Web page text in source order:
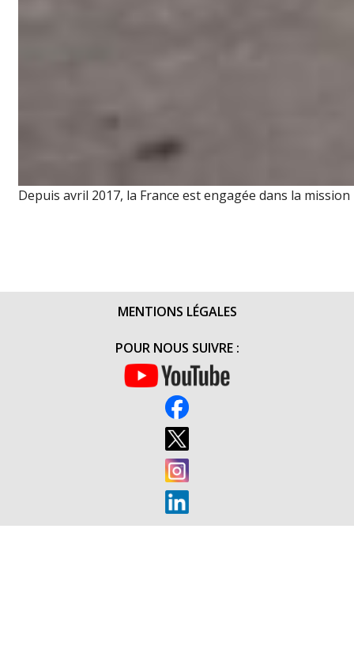
Depuis avril 2017, la France est engagée dans la
MENTIONS LÉGALES
POUR NOUS SUIVRE :